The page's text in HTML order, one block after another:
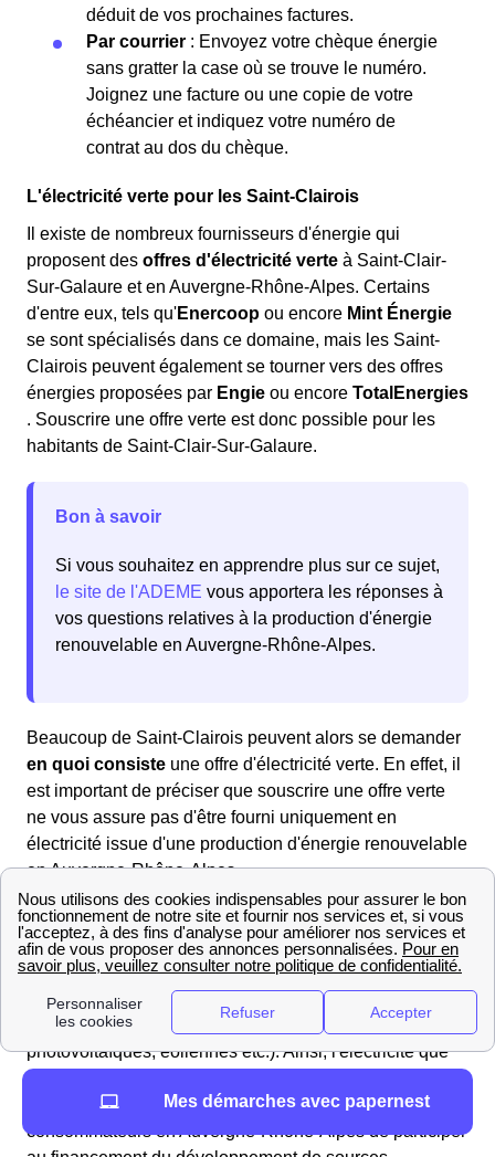
déduit de vos prochaines factures.
Par courrier : Envoyez votre chèque énergie
sans gratter la case où se trouve le numéro.
Joignez une facture ou une copie de votre
échéancier et indiquez votre numéro de
contrat au dos du chèque.
L'électricité verte pour les Saint-Clairois
Il existe de nombreux fournisseurs d'énergie qui
proposent des offres d'électricité verte à Saint-Clair-
Sur-Galaure et en Auvergne-Rhône-Alpes. Certains
d'entre eux, tels qu'Enercoop ou encore Mint Énergie
se sont spécialisés dans ce domaine, mais les Saint-
Clairois peuvent également se tourner vers des offres
énergies proposées par Engie ou encore TotalEnergies
. Souscrire une offre verte est donc possible pour les
habitants de Saint-Clair-Sur-Galaure.
Bon à savoir
Si vous souhaitez en apprendre plus sur ce sujet,
le site de l'ADEME vous apportera les réponses à
vos questions relatives à la production d'énergie
renouvelable en Auvergne-Rhône-Alpes.
Beaucoup de Saint-Clairois peuvent alors se demander
en quoi consiste une offre d'électricité verte. En effet, il
est important de préciser que souscrire une offre verte
ne vous assure pas d'être fourni uniquement en
électricité issue d'une production d'énergie renouvelable
en Auvergne-Rhône-Alpes.
S'abonner à un contrat d'électricité verte permet
cependant aux habitants de Saint-Clair-Sur-Galaure de
voir le fournisseurréinjecter dans le réseauélectrique
l'équivalent de leur consommation en électricité dite
verte (issue d'une production par panneaux
photovoltaïques, éoliennes etc.). Ainsi, l'électricité que
verte et classique. C'est donc une façon pour les
consommateurs en Auvergne-Rhône-Alpes de participer
Mes démarches avec papernest